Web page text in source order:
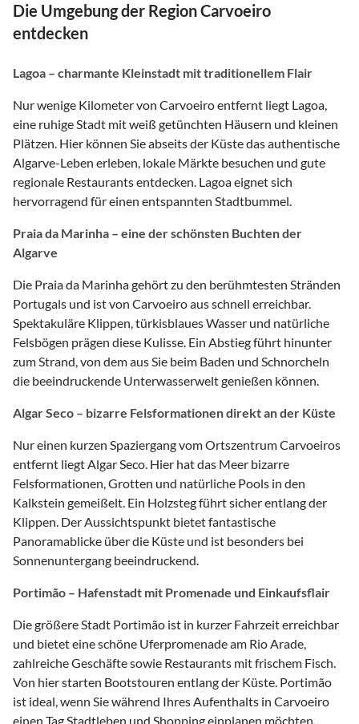
Die Umgebung der Region Carvoeiro
entdecken
Lagoa – charmante Kleinstadt mit traditionellem Flair
Nur wenige Kilometer von Carvoeiro entfernt liegt Lagoa,
eine ruhige Stadt mit weiß getünchten Häusern und kleinen
Plätzen. Hier können Sie abseits der Küste das authentische
Algarve-Leben erleben, lokale Märkte besuchen und gute
regionale Restaurants entdecken. Lagoa eignet sich
hervorragend für einen entspannten Stadtbummel.
Praia da Marinha – eine der schönsten Buchten der
Algarve
Die Praia da Marinha gehört zu den berühmtesten Stränden
Portugals und ist von Carvoeiro aus schnell erreichbar.
Spektakuläre Klippen, türkisblaues Wasser und natürliche
Felsbögen prägen diese Kulisse. Ein Abstieg führt hinunter
zum Strand, von dem aus Sie beim Baden und Schnorcheln
die beeindruckende Unterwasserwelt genießen können.
Algar Seco – bizarre Felsformationen direkt an der Küste
Nur einen kurzen Spaziergang vom Ortszentrum Carvoeiros
entfernt liegt Algar Seco. Hier hat das Meer bizarre
Felsformationen, Grotten und natürliche Pools in den
Kalkstein gemeißelt. Ein Holzsteg führt sicher entlang der
Klippen. Der Aussichtspunkt bietet fantastische
Panoramablicke über die Küste und ist besonders bei
Sonnenuntergang beeindruckend.
Portimão – Hafenstadt mit Promenade und Einkaufsflair
Die größere Stadt Portimão ist in kurzer Fahrzeit erreichbar
und bietet eine schöne Uferpromenade am Rio Arade,
zahlreiche Geschäfte sowie Restaurants mit frischem Fisch.
Von hier starten Bootstouren entlang der Küste. Portimão
ist ideal, wenn Sie während Ihres Aufenthalts in Carvoeiro
einen Tag Stadtleben und Shopping einplanen möchten.